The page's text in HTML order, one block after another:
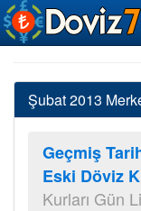
Şubat 2013
Geçmiş
Eski Döviz
Kurları Gün